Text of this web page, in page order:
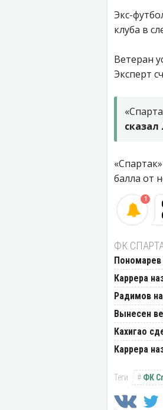
Экс-
клуба в
Ветеран
Эксперт
балла от
1
ФК
Пономарев
Каррера
Радимов
Вынесен
Кахигао
Каррера
ФК